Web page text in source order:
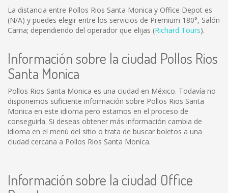
La distancia entre Pollos Rios Santa Monica y Office Depot es
(N/A) y puedes elegir entre los servicios de Premium 180°, Salón
Cama; dependiendo del operador que elijas (Richard Tours).
Información sobre la ciudad Pollos Rios
Santa Monica
Pollos Rios Santa Monica es una ciudad en México. Todavía no
disponemos suficiente información sobre Pollos Rios Santa
Monica en este idioma pero estamos en el proceso de
conseguirla. Si deseas obtener más información cambia de
idioma en el menú del sitio o trata de buscar boletos a una
ciudad cercana a Pollos Rios Santa Monica.
Información sobre la ciudad Office